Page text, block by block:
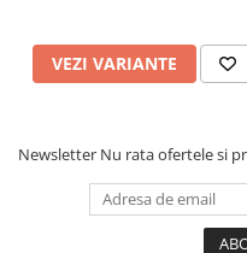
Castomate
Cuptoare Preincalzire
Generatoare Abur
Incinte polimerizare
VEZI VARIANTE
Newsletter Nu rata ofertele si